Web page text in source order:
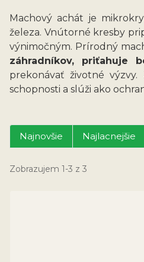
Machový achát je
železa. Vnútorné kresby
výnimočným. Prírodný
záhradníkov, priťahuje
prekonávať životné
schopnosti a slúži ako
Najnovšie Najlacnejšie
Zobrazujem 1-3 z 3